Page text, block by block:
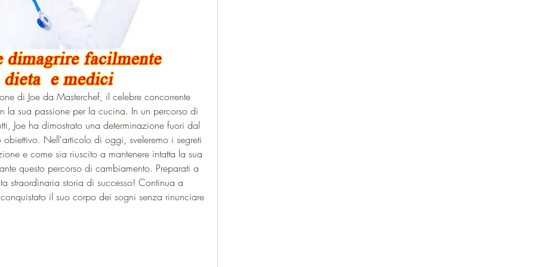
di Joe da Masterchef, il celebre concorrente
la sua passione per la cucina. In un percorso di
Joe ha dimostrato una determinazione fuori dal
Nell'articolo di oggi, sveleremo i segreti
e come sia riuscito a mantenere intatta la sua
questo percorso di cambiamento. Preparati a
straordinaria storia di successo! Continua a
il suo corpo dei sogni senza rinunciare